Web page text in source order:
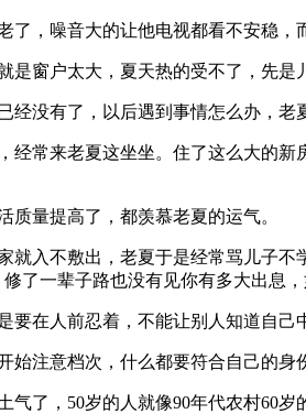
了，噪音大的让他电视都看不安稳
是窗户太大，夏天热的受不了，先
经没有了，以后遇到事情怎么办，老
经常来老夏这坐坐。住了这么大的
质量提高了，都羡慕老夏的运气。
就入不敷出，老夏于是经常骂儿子
了一辈子路也没有见你有多大出息
要在人前忍着，不能让别人知道自己
始注意档次，什么都要符合自己的身
气了，50岁的人就像90年代农村60